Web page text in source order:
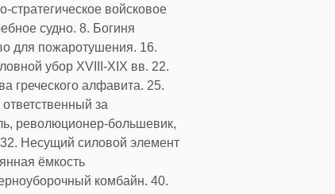
стратегическое войсковое
судно. 8. Богиня
для пожаротушения. 16.
убор XVIII-XIX вв. 22.
греческого алфавита. 25.
за
революционер-большевик,
Несущий силовой элемент
ёмкость
комбайн. 40.